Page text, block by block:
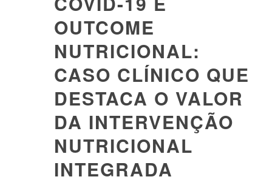
OUTCOME
NUTRICIONAL:
CASO CLÍNICO QUE
DESTACA O VALOR
DA INTERVENÇÃO
NUTRICIONAL
INTEGRADA